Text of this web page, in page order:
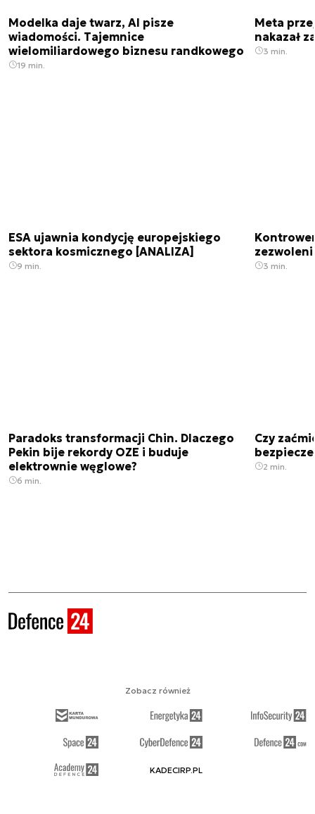
Modelka daje twarz, AI pisze
wiadomości. Tajemnice
wielomiliardowego biznesu randkowego
19 min.
Meta
nakazał
3 min.
ESA ujawnia kondycję europejskiego
sektora kosmicznego [ANALIZA]
9 min. 3 min.
Paradoks transformacji Chin. Dlaczego
Pekin bije rekordy OZE i buduje
elektrownie węglowe?
6 min.
Czy
2 min.
Zobacz również
KADECIRP.PL